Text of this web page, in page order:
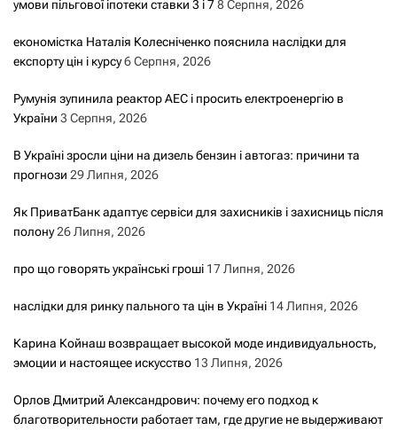
умови пільгової іпотеки ставки 3 і 78 Серпня, 2026
економістка Наталія Колесніченко пояснила наслідки для
експорту цін і курсу6 Серпня, 2026
Румунія зупинила реактор АЕС і просить електроенергію в
України 3 Серпня, 2026
В Україні зросли ціни на дизель бензин і автогаз: причини та
прогнози 29 Липня, 2026
Як ПриватБанк адаптує сервіси для захисників і захисниць після
полону26 Липня, 2026
про що говорять українські гроші 17 Липня, 2026
наслідки для ринку пального та цін в Україні 14 Липня, 2026
Карина Койнаш возвращает высокой моде индивидуальность,
эмоции и настоящее искусство 13 Липня, 2026
Орлов Дмитрий Александрович: почему его подход к
благотворительности работает там, где другие не выдерживают